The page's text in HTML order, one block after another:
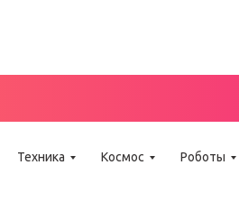
Техника Космос Роботы